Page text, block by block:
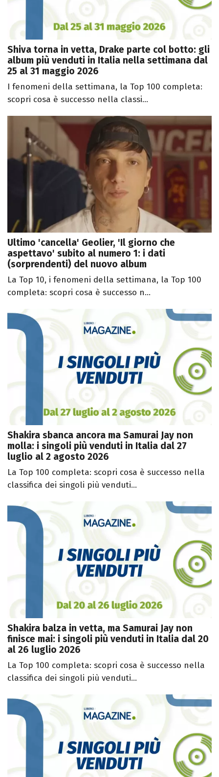
Shiva torna in vetta, Drake parte col botto: gli
album più venduti in Italia nella settimana dal
25 al 31 maggio 2026
I fenomeni della settimana, la Top 100 completa:
scopri cosa è successo nella classi...
Ultimo 'cancella' Geolier, 'Il giorno che
aspettavo' subito al numero 1: i dati
(sorprendenti) del nuovo album
La Top 10, i fenomeni della settimana, la Top 100
completa: scopri cosa è successo n...
Shakira sbanca ancora ma Samurai Jay non
molla: i singoli più venduti in Italia dal 27
luglio al 2 agosto 2026
La Top 100 completa: scopri cosa è successo nella
classifica dei singoli più venduti...
Shakira balza in vetta, ma Samurai Jay non
finisce mai: i singoli più venduti in Italia dal 20
al 26 luglio 2026
La Top 100 completa: scopri cosa è successo nella
classifica dei singoli più venduti...